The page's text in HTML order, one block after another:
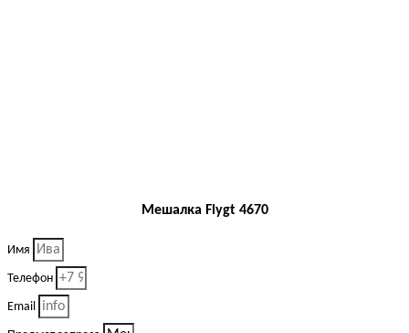
Мешалка Flygt 4670
Имя
Телефон
Email